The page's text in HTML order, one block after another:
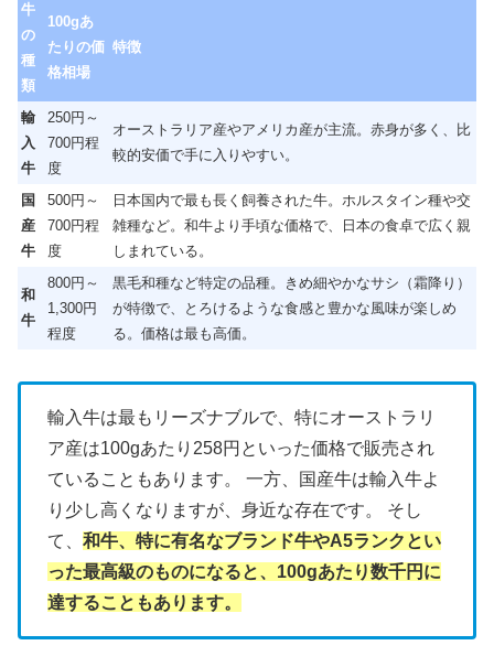
牛
の
種
類
100gあ
たりの価
格相場
特徴
輸
入
牛
250円～
700円程
度
オーストラリア産やアメリカ産が主流。赤身が多く、比
較的安価で手に入りやすい。
国
産
牛
500円～
700円程
度
日本国内で最も長く飼養された牛。ホルスタイン種や交
雑種など。和牛より手頃な価格で、日本の食卓で広く親
しまれている。
和
牛
800円～
1,300円
程度
黒毛和種など特定の品種。きめ細やかなサシ（霜降り）
が特徴で、とろけるような食感と豊かな風味が楽しめ
る。価格は最も高価。
輸入牛は最もリーズナブルで、特にオーストラリ
ア産は100gあたり258円といった価格で販売され
ていることもあります。 一方、国産牛は輸入牛よ
り少し高くなりますが、身近な存在です。 そし
て、 和牛、特に有名なブランド牛やA5ランクとい
った最高級のものになると、100gあたり数千円に
達することもあります。